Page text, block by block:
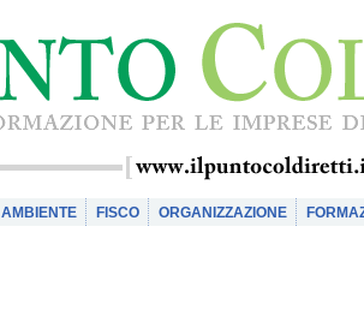
AMBIENTE FISCO ORGANIZZAZIONE